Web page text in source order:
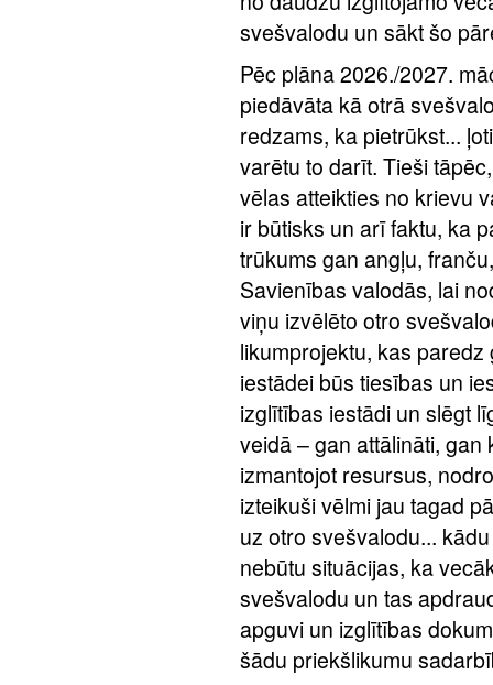
svešvalodu un sākt šo
Pēc plāna 2026./2027.
piedāvāta kā otrā
redzams, ka pietrūkst...
varētu to darīt. Tieši
vēlas atteikties no krievu
ir būtisks un arī faktu, ka
trūkums gan angļu,
Savienības valodās, lai
viņu izvēlēto otro
likumprojektu, kas
iestādei būs tiesības un
izglītības iestādi un slēgt
veidā – gan attālināti,
izmantojot resursus,
izteikuši vēlmi jau tagad
uz otro svešvalodu...
nebūtu situācijas, ka
svešvalodu un tas
apguvi un izglītības
šādu priekšlikumu